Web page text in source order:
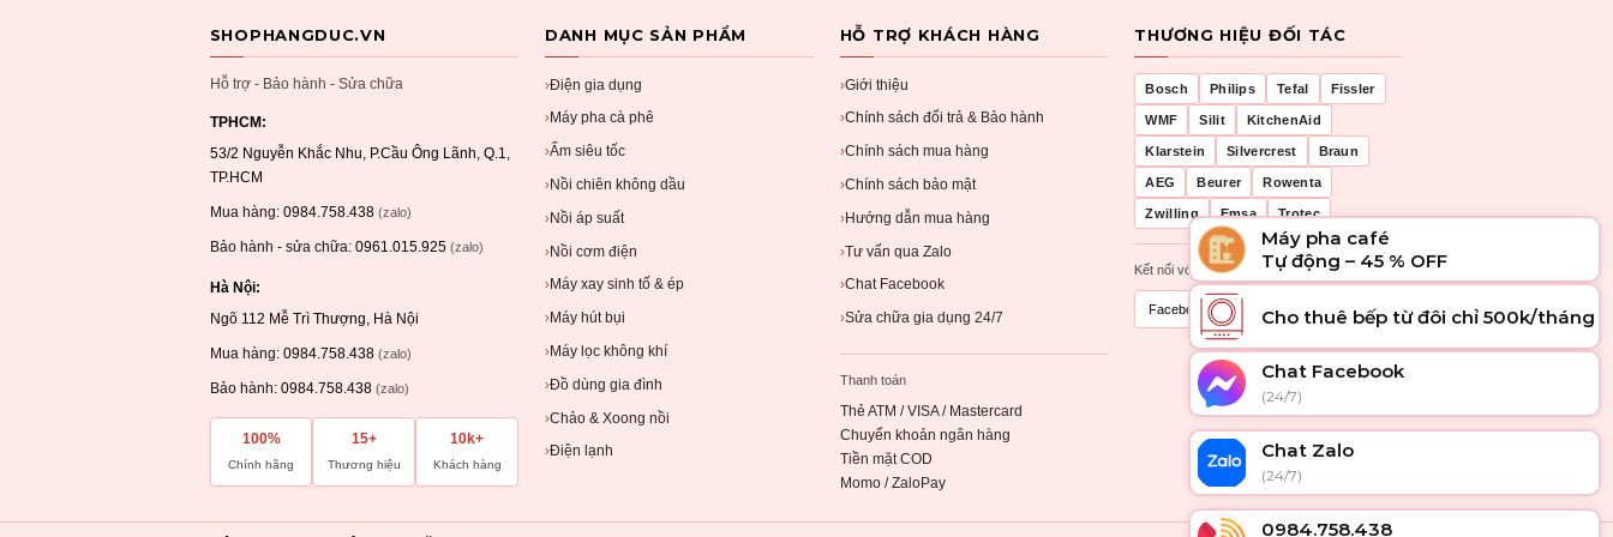
SHOPHANGDUC.VN
Hỗ trợ - Bảo hành - Sửa chữa
TPHCM:
53/2 Nguyễn Khắc Nhu, P.Cầu Ông Lãnh, Q.1,
TP.HCM
Mua hàng: 0984.758.438 (zalo)
Bảo hành - sửa chữa: 0961.015.925 (zalo)
Hà Nội:
Ngõ 112 Mễ Trì Thượng, Hà Nội
Mua hàng: 0984.758.438 (zalo)
Bảo hành: 0984.758.438 (zalo)
100%
Chính hãng
15+
Thương hiệu
10k+
Khách hàng
DANH MỤC SẢN PHẨM
›Điện gia dụng
› Máy pha cà phê
›Ấm siêu tốc
› Nồi chiên không dầu
›Nồi áp suất
›Nồi cơm điện
› Máy xay sinh tố & ép
› Máy hút bụi
› Máy lọc không khí
›Đồ dùng gia đình
›Chảo & Xoong nồi
›Điện lạnh
HỖ TRỢ KHÁCH HÀNG
›Giới thiệu
›Chính sách đổi trả & Bảo hành
›Chính sách mua hàng
›Chính sách bảo mật
›Hướng dẫn mua hàng
›Tư vấn qua Zalo
›Chat Facebook
›Sửa chữa gia dụng 24/7
Thanh toán
Thẻ ATM / VISA / Mastercard
Chuyển khoản ngân hàng
Tiền mặt COD
Momo / ZaloPay
THƯƠNG HIỆU ĐỐI TÁC
Bosch Philips Tefal Fissler
WMF Silit KitchenAid
Klarstein Silvercrest Braun
AEG Beurer Rowenta
Zwilling Emsa Trotec
Kết nối với chúng tôi
Facebook
Máy pha café
Tự động – 45 % OFF
Cho thuê bếp từ đôi chỉ 500k/tháng
Chat Facebook
(24/7)
Chat Zalo
(24/7)
0984.758.438